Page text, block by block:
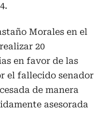
Morales en el
20
en favor de las
el fallecido senador
de manera
asesorada